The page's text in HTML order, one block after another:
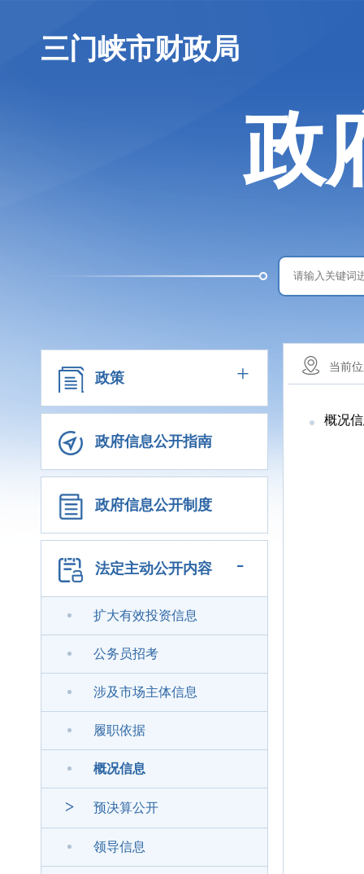
三门峡市财政局
政
政策 +
政府信息公开指南
政府信息公开制度
法定主动公开内容 -
扩大有效投资信息
公务员招考
涉及市场主体信息
履职依据
概况信息
> 预决算公开
领导信息
当前
概况